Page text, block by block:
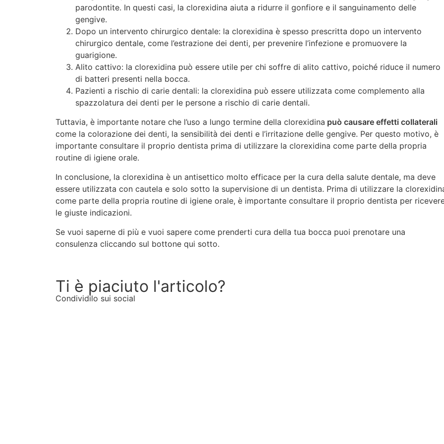
parodontite. In questi casi, la clorexidina aiuta a ridurre il gonfiore e il sanguinamento delle
gengive.
Dopo un intervento chirurgico dentale: la clorexidina è spesso prescritta dopo un intervento
chirurgico dentale, come l’estrazione dei denti, per prevenire l’infezione e promuovere la
guarigione.
Alito cattivo: la clorexidina può essere utile per chi soffre di alito cattivo, poiché riduce il numero
di batteri presenti nella bocca.
Pazienti a rischio di carie dentali: la clorexidina può essere utilizzata come complemento alla
spazzolatura dei denti per le persone a rischio di carie dentali.
Tuttavia, è importante notare che l’uso a lungo termine della clorexidina può causare effetti collaterali
come la colorazione dei denti, la sensibilità dei denti e l’irritazione delle gengive. Per questo motivo, è
importante consultare il proprio dentista prima di utilizzare la clorexidina come parte della propria
routine di igiene orale.
In conclusione, la clorexidina è un antisettico molto efficace per la cura della salute dentale, ma deve
essere utilizzata con cautela e solo sotto la supervisione di un dentista. Prima di utilizzare la
come parte della propria routine di igiene orale, è importante consultare il proprio dentista per
le giuste indicazioni.
Se vuoi saperne di più e vuoi sapere come prenderti cura della tua bocca puoi prenotare una
consulenza cliccando sul bottone qui sotto.
Ti è piaciuto l'articolo?
Condividilo sui social